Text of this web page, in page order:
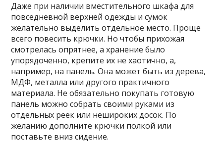
Даже при наличии вместительного шкафа для
повседневной верхней одежды и сумок
желательно выделить отдельное место. Проще
всего повесить крючки. Но чтобы прихожая
смотрелась опрятнее, а хранение было
упорядоченно, крепите их не хаотично, а,
например, на панель. Она может быть из дерева,
МДФ, металла или другого практичного
материала. Не обязательно покупать готовую
панель можно собрать своими руками из
отдельных реек или нешироких досок. По
желанию дополните крючки полкой или
поставьте вниз сидение.